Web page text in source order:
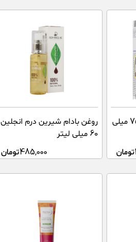
کرم ترک پا ژنوبایوتیک 75 میلی
تومان
روغن بادام شیرین درم انجلین
60 میلی لیتر
485,000تومان